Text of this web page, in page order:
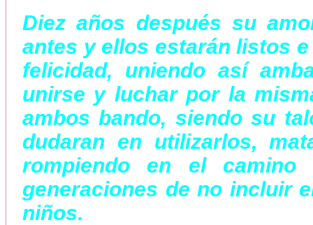
Diez años después su
antes y ellos estarán listos
felicidad, uniendo así
unirse y luchar por la
ambos bando, siendo su
dudaran en utilizarlos,
rompiendo en el camino
generaciones de no incluir
niños.